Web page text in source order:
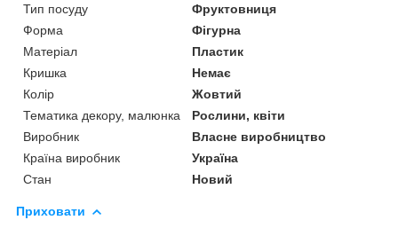
Тип посуду
Фруктовниця
Форма
Фігурна
Матеріал
Пластик
Кришка
Немає
Колір
Жовтий
Тематика декору, малюнка
Рослини, квіти
Виробник
Власне виробництво
Країна виробник
Україна
Стан
Новий
Приховати